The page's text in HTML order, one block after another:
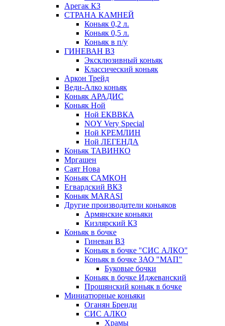
Арегак КЗ
СТРАНА КАМНЕЙ
Коньяк 0,2 л.
Коньяк 0,5 л.
Коньяк в п/у
ГИНЕВАН ВЗ
Эксклюзивный коньяк
Классический коньяк
Аркон Трейд
Веди-Алко коньяк
Коньяк АРАДИС
Коньяк Ной
Ной ЕКВВКА
NOY Very Special
Ной КРЕМЛИН
Ной ЛЕГЕНДА
Коньяк ТАВИНКО
Мргашен
Саят Нова
Коньяк САМКОН
Егвардский ВКЗ
Коньяк MARASI
Другие производители коньяков
Армянские коньяки
Кизлярский КЗ
Коньяк в бочке
Гиневан ВЗ
Коньяк в бочке "СИС АЛКО"
Коньяк в бочке ЗАО "МАП"
Буковые бочки
Коньяк в бочке Иджеванский
Прошянский коньяк в бочке
Миниатюрные коньяки
Оганян Бренди
СИС АЛКО
Храмы